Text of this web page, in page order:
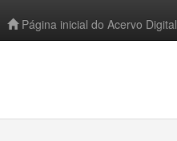
Página inicial do Acervo Digital